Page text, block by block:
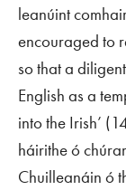
leanúint
encouraged to
so that a
English as a
into the Irish’
háirithe ó
Chuilleanáin ó